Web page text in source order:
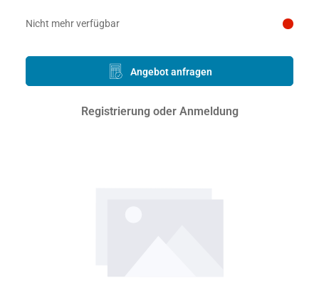
Preis auf Anfrage
Nicht mehr verfügbar
Angebot anfragen
Registrierung oder Anmeldung